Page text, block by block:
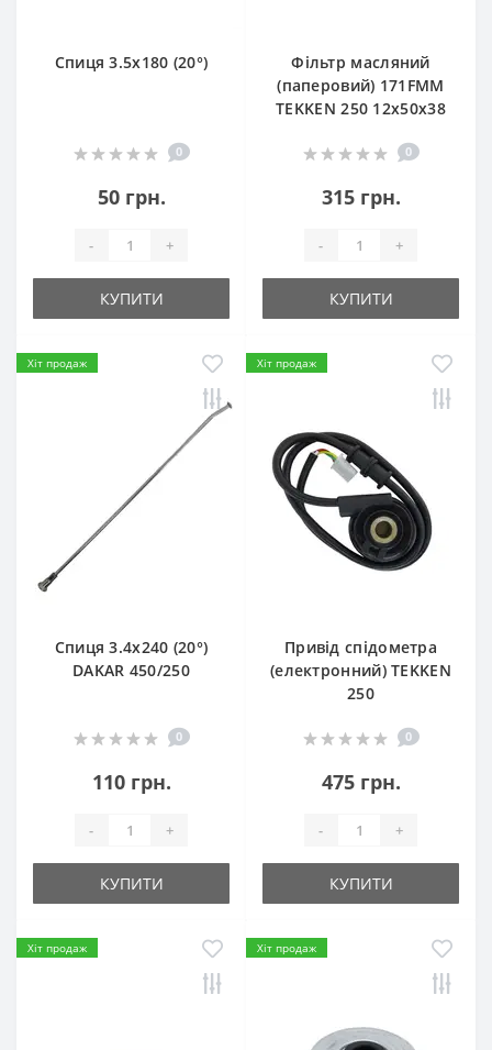
Спиця 3.5х180 (20°)
0
50 грн.
- +
КУПИТИ
Фільтр масляний
(паперовий) 171FMM
TEKKEN 250 12х50х38
0
315 грн.
- +
КУПИТИ
Хіт продаж
Спиця 3.4х240 (20°)
DAKAR 450/250
0
110 грн.
- +
КУПИТИ
Хіт продаж
Привід спідометра
(електронний) TEKKEN
250
0
475 грн.
- +
КУПИТИ
Хіт продаж Хіт продаж